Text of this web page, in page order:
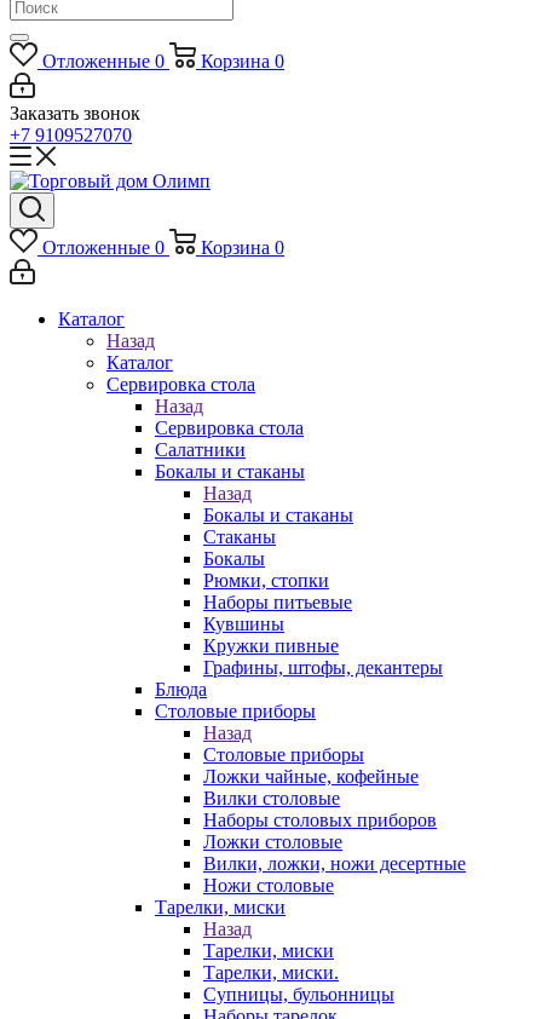
Отложенные 0 Корзина 0
Заказать звонок
+7 9109527070
Отложенные 0 Корзина 0
Каталог
Назад
Каталог
Сервировка стола
Назад
Сервировка стола
Салатники
Бокалы и стаканы
Назад
Бокалы и стаканы
Стаканы
Бокалы
Рюмки, стопки
Наборы питьевые
Кувшины
Кружки пивные
Графины, штофы, декантеры
Блюда
Столовые приборы
Назад
Столовые приборы
Ложки чайные, кофейные
Вилки столовые
Наборы столовых приборов
Ложки столовые
Вилки, ложки, ножи десертные
Ножи столовые
Тарелки, миски
Назад
Тарелки, миски
Тарелки, миски.
Супницы, бульонницы